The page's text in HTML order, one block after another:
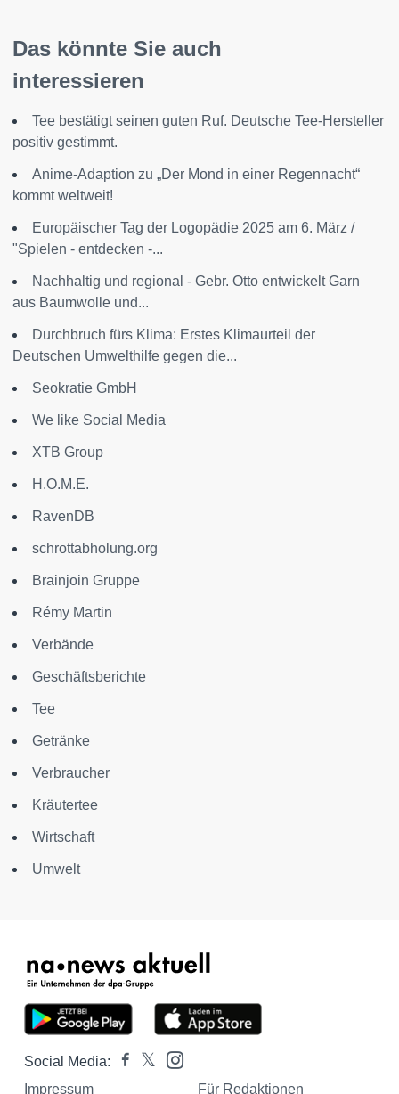
Das könnte Sie auch
interessieren
Tee bestätigt seinen guten Ruf. Deutsche Tee-Hersteller
positiv gestimmt.
Anime-Adaption zu „Der Mond in einer Regennacht“
kommt weltweit!
Europäischer Tag der Logopädie 2025 am 6. März /
"Spielen - entdecken -...
Nachhaltig und regional - Gebr. Otto entwickelt Garn
aus Baumwolle und...
Durchbruch fürs Klima: Erstes Klimaurteil der
Deutschen Umwelthilfe gegen die...
Seokratie GmbH
We like Social Media
XTB Group
H.O.M.E.
RavenDB
schrottabholung.org
Brainjoin Gruppe
Rémy Martin
Verbände
Geschäftsberichte
Tee
Getränke
Verbraucher
Kräutertee
Wirtschaft
Umwelt
Social Media:
Impressum
Für Redaktionen